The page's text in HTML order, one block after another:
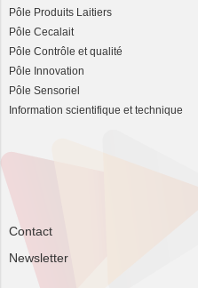
Pôle Produits Laitiers
Pôle Cecalait
Pôle Contrôle et qualité
Pôle Innovation
Pôle Sensoriel
Information scientifique et technique
Contact
Newsletter